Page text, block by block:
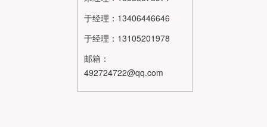
于经理：13406446646
于经理：13105201978
邮箱：
492724722@qq.com